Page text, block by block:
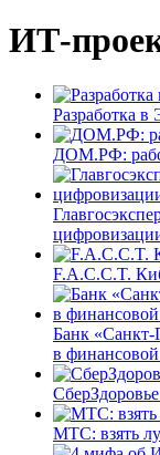
ИТ-
Разработка
ДОМ.РФ:
F.A.C.C.T.
Банк «Санкт-
в
МТС: взять